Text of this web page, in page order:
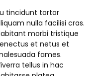
tincidunt tortor
nulla facilisi cras.
morbi tristique
et netus et
fames.
tellus in hac